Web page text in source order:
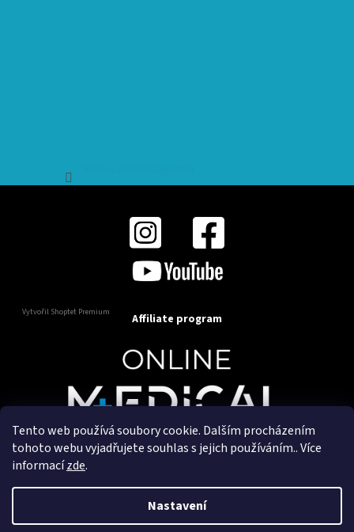
Tento web používá soubory cookie. Dalším procházením
tohoto webu vyjadřujete souhlas s jejich používáním.. Více
informacízde.
Nastavení
Vytvořil Shoptet Premium Affiliate program
Copyright 2025OnlineMedical.cz. Všechna práva
Vytvořil a marketingově zajišťuje